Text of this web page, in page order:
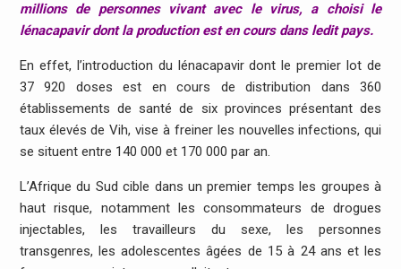
millions de personnes vivant avec le virus, a choisi le
lénacapavir dont la production est en cours dans ledit pays.
En effet, l’introduction du lénacapavir dont le premier lot de
37 920 doses est en cours de distribution dans 360
établissements de santé de six provinces présentant des
taux élevés de Vih, vise à freiner les nouvelles infections, qui
se situent entre 140 000 et 170 000 par an.
L’Afrique du Sud cible dans un premier temps les groupes à
haut risque, notamment les consommateurs de drogues
injectables, les travailleurs du sexe, les personnes
transgenres, les adolescentes âgées de 15 à 24 ans et les